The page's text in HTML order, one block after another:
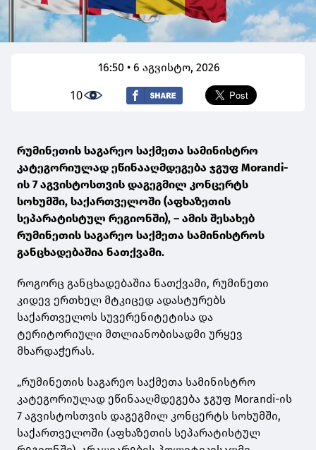
16:50 • 6 აგვისტო, 2026
10
რუმინეთის საგარეო საქმეთა სამინისტრო
კატეგორიულად ეწინააღმდეგება ჯგუფ Morandi-
ის 7 აგვისტოსთვის დაგეგმილ კონცერტს
სოხუმში, საქართველოში (აფხაზეთის
სეპარატისტულ რეგიონში), – ამის შესახებ
რუმინეთის საგარეო საქმეთა სამინისტროს
განცხადებაშია ნათქვამი.
როგორც განცხადებაშია ნათქვამი, რუმინეთი
კიდევ ერთხელ მტკიცედ ადასტურებს
საქართველოს სუვერენიტეტისა და
ტერიტორიული მთლიანობისადმი ურყევ
მხარდაჭერას.
„რუმინეთის საგარეო საქმეთა სამინისტრო
კატეგორიულად ეწინააღმდეგება ჯგუფ Morandi-ის
7 აგვისტოსთვის დაგეგმილ კონცერტს სოხუმში,
საქართველოში (აფხაზეთის სეპარატისტულ